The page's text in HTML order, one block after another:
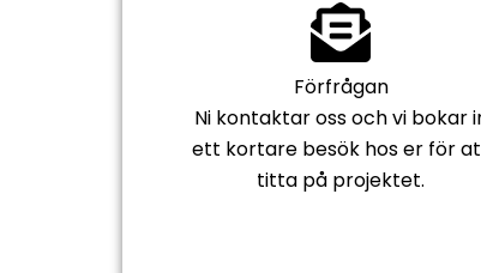
Förfrågan
Ni kontaktar oss och vi bokar
ett kortare besök hos er för
titta på projektet.